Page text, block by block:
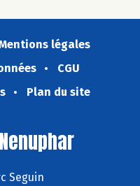
légales
CGU
Plan du site
Seguin